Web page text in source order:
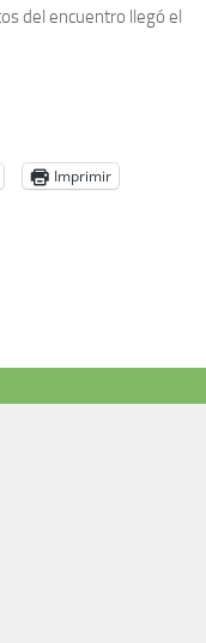
del encuentro llegó el
Imprimir